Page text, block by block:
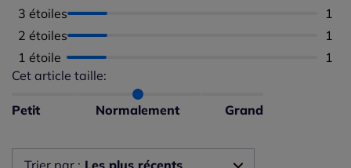
3 étoiles
1
2 étoiles
1
1 étoile
1
Cet article taille:
Petit Normalement Grand
Répartition du taillant selon les avis clients
Taille normalement : 67%
Taille petit : 17%
Taille grand : 17%
Trier par : Les plus récents